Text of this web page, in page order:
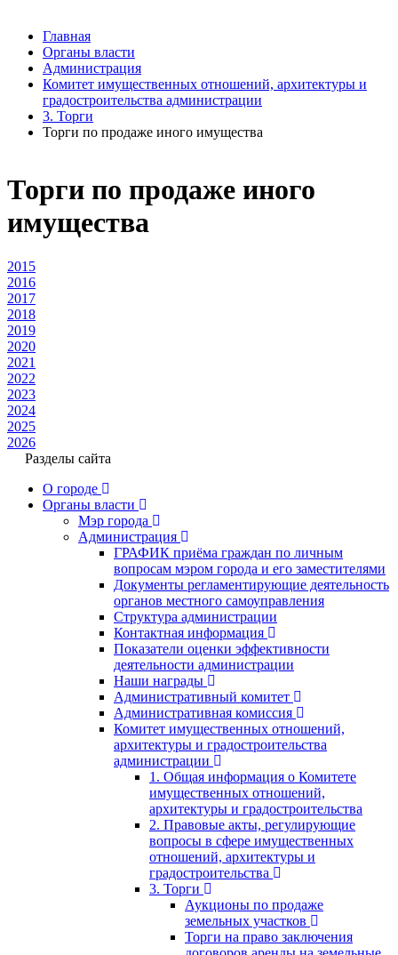
Торги по продаже иного
имущества
2015
2016
2017
2018
2019
2020
2021
2022
2023
2024
2025
2026
Разделы сайта
О городе
Органы власти
Мэр города
Администрация
ГРАФИК приёма граждан по личным
вопросам мэром города и его заместителями
Документы регламентирующие деятельность
органов местного самоуправления
Структура администрации
Контактная информация
Показатели оценки эффективности
деятельности администрации
Наши награды
Административный комитет
Административная комиссия
Комитет имущественных отношений,
архитектуры и градостроительства
администрации
1. Общая информация о Комитете
имущественных отношений,
архитектуры и градостроительства
2. Правовые акты, регулирующие
вопросы в сфере имущественных
отношений, архитектуры и
градостроительства
3. Торги
Аукционы по продаже
земельных участков
Торги на право заключения
Главная
Органы власти
Администрация
Комитет имущественных отношений, архитектуры и
градостроительства администрации
3. Торги
Торги по продаже иного имущества